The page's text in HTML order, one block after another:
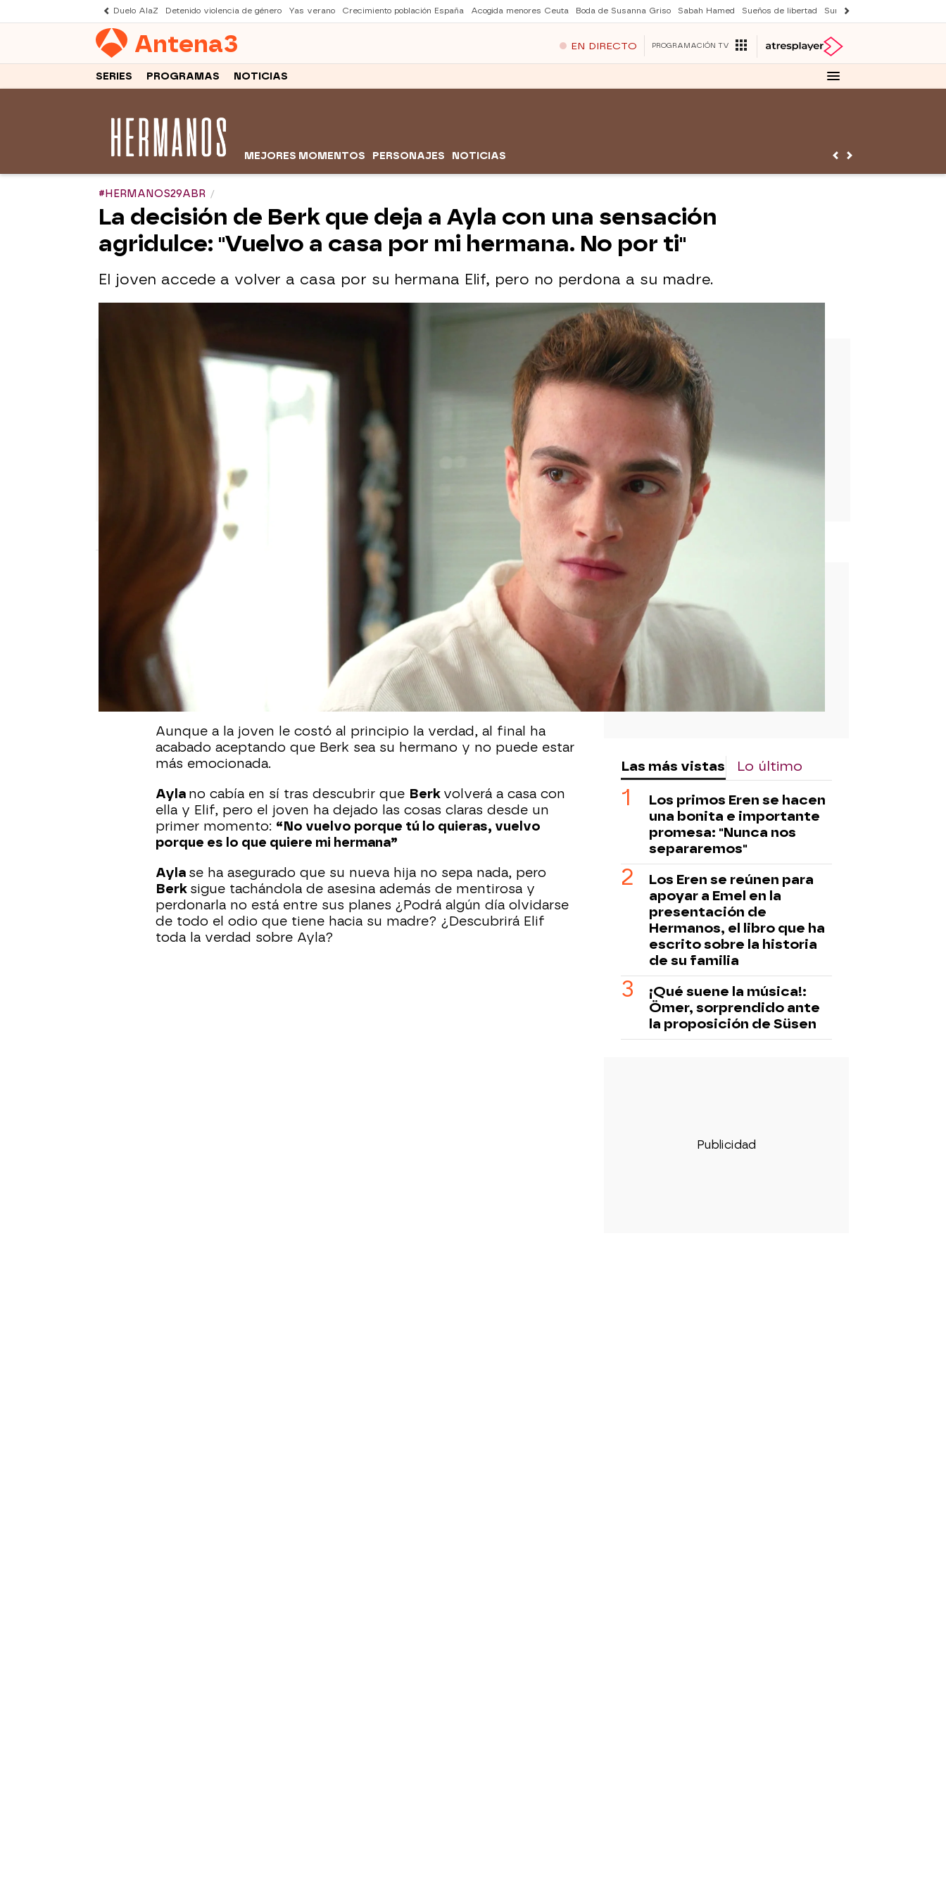
Duelo AlaZ Detenido violencia de género Yas verano Crecimiento población España Acogida menores Ceuta Boda de Susanna Griso Sabah Hamed Sueños de libertad Suri y Tom Cruise
Antena3 EN DIRECTO PROGRAMACIÓN TV
SERIES PROGRAMAS NOTICIAS
MEJORES MOMENTOS PERSONAJES NOTICIAS
#HERMANOS29ABR
La decisión de Berk que deja a Ayla con una sensación
agridulce: "Vuelvo a casa por mi hermana. No por ti"
El joven accede a volver a casa por su hermana Elif, pero no perdona a su madre.
Elif se funde con Berk en un emotivo abrazo tras descubrir la verdad: "Ahora sé que tengo un hermano"
Julia Zapata López
30 de abril de 2024, 00:08
WhatsappFacebook
X Flipboard
Cuando
descubrió que su madre había acabado con la
vida de su
, no quiso saber nada más de ella,
pero las revelaciones de Sengül han dado un giro dramático a
los acontecimientos, haciendo que Elif sepa toda la verdad y
volviendo a vivir todos bajo el mismo techo.
Aunque a la joven le costó al principio la verdad, al final ha
acabado aceptando que Berk sea su hermano y no puede estar
más emocionada.
Ayla no cabía en sí tras descubrir que Berk volverá a casa con
ella y Elif, pero el joven ha dejado las cosas claras desde un
primer momento: “No vuelvo porque tú lo quieras, vuelvo
porque es lo que quiere mi hermana”
Ayla se ha asegurado que su nueva hija no sepa nada, pero
Berk sigue tachándola de asesina además de mentirosa y
perdonarla no está entre sus planes ¿Podrá algún día olvidarse
de todo el odio que tiene hacia su madre? ¿Descubrirá Elif
toda la verdad sobre Ayla?
Las más vistas Lo último
Los primos Eren se hacen
una bonita e importante
promesa: "Nunca nos
separaremos"
Los Eren se reúnen para
apoyar a Emel en la
presentación de
Hermanos, el libro que ha
escrito sobre la historia
de su familia
¡Qué suene la música!:
Ömer, sorprendido ante
la proposición de Süsen